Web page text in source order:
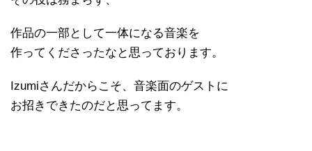
作品の一部として一体になる音楽を
作ってくださったなと思っております。
Izumiさんだからこそ、音楽面のゲストに
お招きできたのだと思ってます。